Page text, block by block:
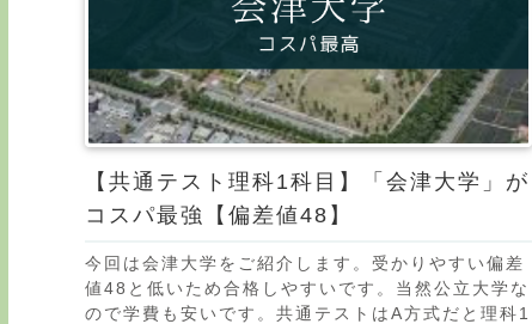
【共通テスト理科1科目】「会津大学」が
コスパ最強【偏差値48】
今回は会津大学をご紹介します。受かりやすい偏差
値48と低いため合格しやすいです。当然公立大学な
ので学費も安いです。共通テストはA方式だと理科1